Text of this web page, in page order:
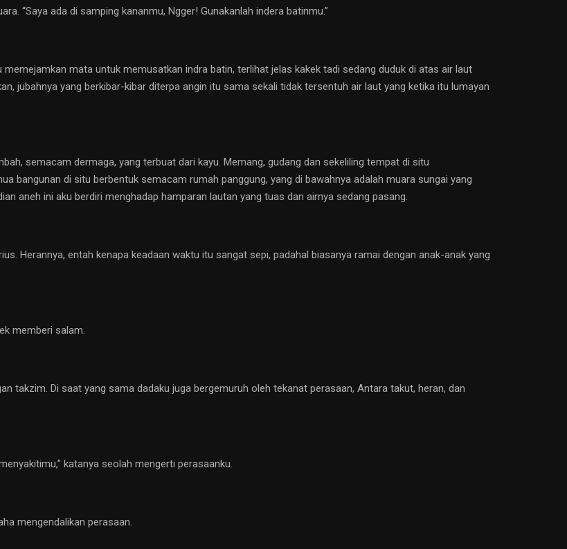
“Saya ada di samping kananmu, Ngger! Gunakanlah indera batinmu.”
mata untuk memusatkan indra batin, terlihat jelas kakek tadi sedang duduk di atas air laut
jubahnya yang berkibar-kibar diterpa angin itu sama sekali tidak tersentuh air laut yang ketika itu lumayan
semacam dermaga, yang terbuat dari kayu. Memang, gudang dan sekeliling tempat di situ
bangunan di situ berbentuk semacam rumah panggung, yang di bawahnya adalah muara sungai yang
aneh ini aku berdiri menghadap hamparan lautan yang tuas dan airnya sedang pasang.
Herannya, entah kenapa keadaan waktu itu sangat sepi, padahal biasanya ramai dengan anak-anak yang
memberi salam.
takzim. Di saat yang sama dadaku juga bergemuruh oleh tekanat perasaan, Antara takut, heran, dan
katanya seolah mengerti perasaanku.
mengendalikan perasaan.